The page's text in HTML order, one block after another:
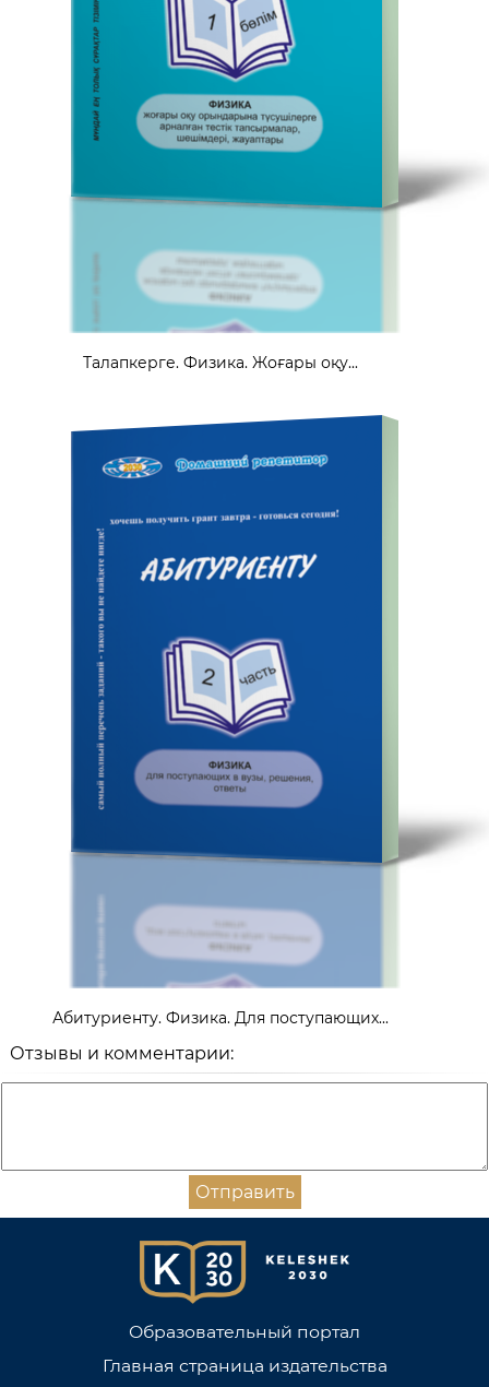
Талапкерге. Физика. Жоғары оқу...
Абитуриенту. Физика. Для поступающих...
Отзывы и комментарии:
Отправить
Образовательный портал
Главная страница издательства